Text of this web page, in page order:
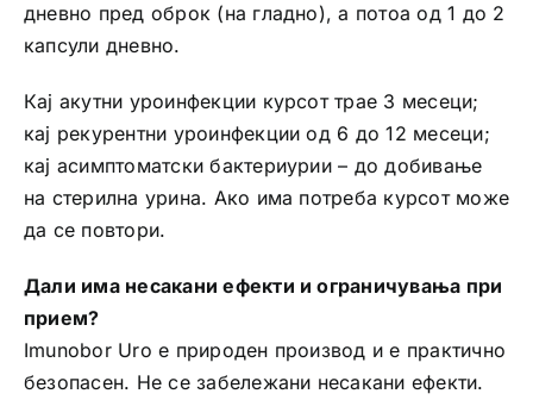
дневно пред оброк (на гладно), а потоа од 1 до 2
капсули дневно.
Кај акутни уроинфекции курсот трае 3 месеци;
кај рекурентни уроинфекции од 6 до 12 месеци;
кај асимптоматски бактериурии – до добивање
на стерилна урина. Ако има потреба курсот може
да се повтори.
Дали има несакани ефекти и ограничувања при
прием?
Imunobor Uro е природен производ и е практично
безопасен. Не се забележани несакани ефекти.